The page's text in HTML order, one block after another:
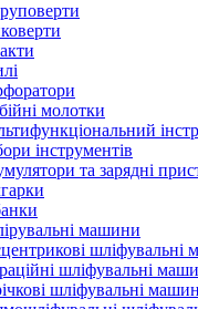
молотки
інструментів
та зарядні
машини
шліфувальні
шліфувальні
шліфувальні